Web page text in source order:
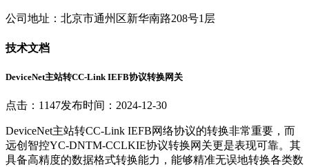
公司地址：北京市通州区新华南路208号1层
技术文档
DeviceNet主站转CC-Link IEFB协议转换网关
点击：1147发布时间：2024-12-30
DeviceNet主站转CC-Link IEFB网络协议的转换非常重要，而
远创智控YC-DNTM-CCLKIE协议转换网关更是表现可靠。其
具备高精度的数据格式转换能力，能够精准无误地转换各类数